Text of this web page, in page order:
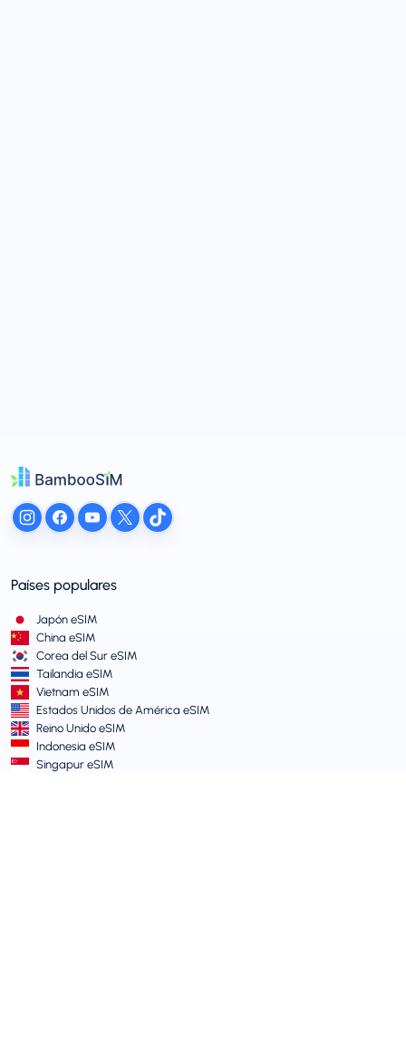
Países populares
Japón eSIM
China eSIM
Corea del Sur eSIM
Tailandia eSIM
Vietnam eSIM
Estados Unidos de América eSIM
Reino Unido eSIM
Indonesia eSIM
Singapur eSIM